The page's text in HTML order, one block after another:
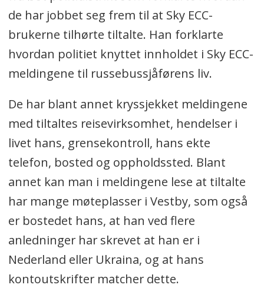
de har jobbet seg frem til at Sky ECC-
brukerne tilhørte tiltalte. Han forklarte
hvordan politiet knyttet innholdet i Sky ECC-
meldingene til russebussjåførens liv.
De har blant annet kryssjekket meldingene
med tiltaltes reisevirksomhet, hendelser i
livet hans, grensekontroll, hans ekte
telefon, bosted og oppholdssted. Blant
annet kan man i meldingene lese at tiltalte
har mange møteplasser i Vestby, som også
er bostedet hans, at han ved flere
anledninger har skrevet at han er i
Nederland eller Ukraina, og at hans
kontoutskrifter matcher dette.